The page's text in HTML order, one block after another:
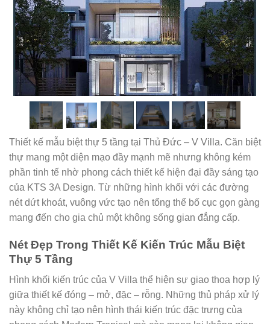
Thiết kế mẫu biệt thự 5 tầng tại Thủ Đức – V Villa. Căn biệt
thự mang một diện mạo đầy mạnh mẽ nhưng không kém
phần tinh tế nhờ phong cách thiết kế hiện đại đầy sáng tạo
của KTS 3A Design. Từ những hình khối với các đường
nét dứt khoát, vuông vức tạo nên tổng thể bố cục gọn gàng
mang đến cho gia chủ một không sống gian đẳng cấp.
Nét Đẹp Trong Thiết Kế Kiến Trúc Mẫu Biệt
Thự 5 Tầng
Hình khối kiến trúc của V Villa thể hiện sự giao thoa hợp lý
giữa thiết kế đóng – mở, đặc – rỗng. Những thủ pháp xử lý
này không chỉ tạo nên hình thái kiến trúc đặc trưng của